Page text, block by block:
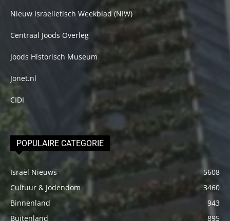
Nieuw Israelietisch Weekblad (NIW)
Centraal Joods Overleg
Joods Historisch Museum
Jonet.nl
CIDI
POPULAIRE CATEGORIE
Israël Nieuws
5608
Cultuur & Jodendom
3460
Binnenland
943
Buitenland
895